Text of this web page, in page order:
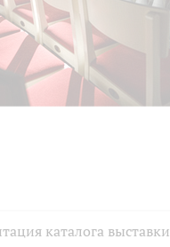
каталога выставки